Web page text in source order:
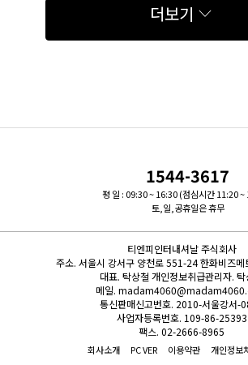
더보기
1544-3617
평 일 : 09:30 ~ 16:30 (점심시간 11:20 ~
토,일,공휴일은 휴무
티엔피인터내셔날 주식회사
주소. 서울시 강서구 양천로 551-24 한화비즈
대표. 탁상철 개인정보취급관리자. 탁
메일.
통신판매신고번호. 2010-서울강서-
사업자등록번호. 109-86-25393
팩스. 02-2666-8965
회사소개 PC VER 이용약관 개인정보